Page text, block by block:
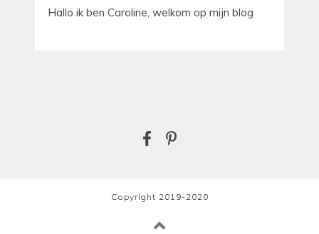
Hallo ik ben Caroline, welkom op mijn blog
Copyright 2019-2020